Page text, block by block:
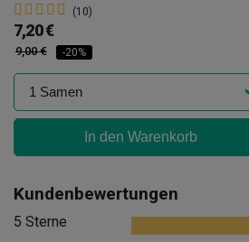
(10)
7,20 €
9,00 € -20%
In den Warenkorb
Kundenbewertungen
5 Sterne